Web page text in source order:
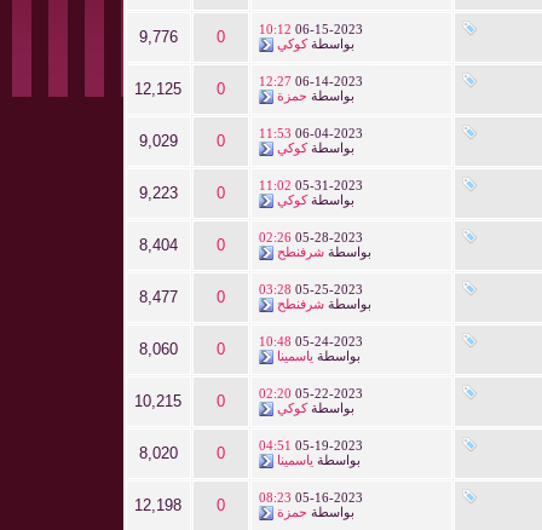
06-15-2023
10:12
بواسطةكوكي 0
9,776
06-14-2023
12:27
بواسطة حمزة 0
12,125
06-04-2023
11:53
بواسطةكوكي 0
9,029
05-31-2023
11:02
بواسطةكوكي 0
9,223
05-28-2023
02:26
بواسطةشرفنطح 0
8,404
05-25-2023
03:28
بواسطةشرفنطح 0
8,477
05-24-2023
10:48
بواسطة ياسمينا 0
8,060
05-22-2023
02:20
بواسطةكوكي 0
10,215
05-19-2023
04:51
بواسطة ياسمينا 0
8,020
05-16-2023
08:23
بواسطة حمزة 0
12,198